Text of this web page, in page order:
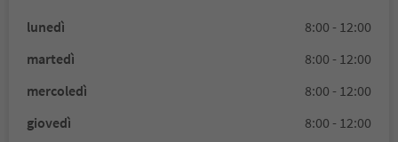
lunedì
8:00 - 12:00
martedì
8:00 - 12:00
mercoledì
8:00 - 12:00
giovedì
8:00 - 12:00